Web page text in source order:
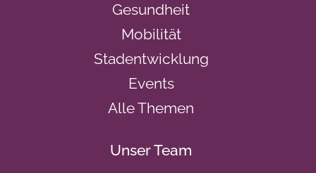
Gesundheit
Mobilität
Stadentwicklung
Events
Alle Themen
Unser Team